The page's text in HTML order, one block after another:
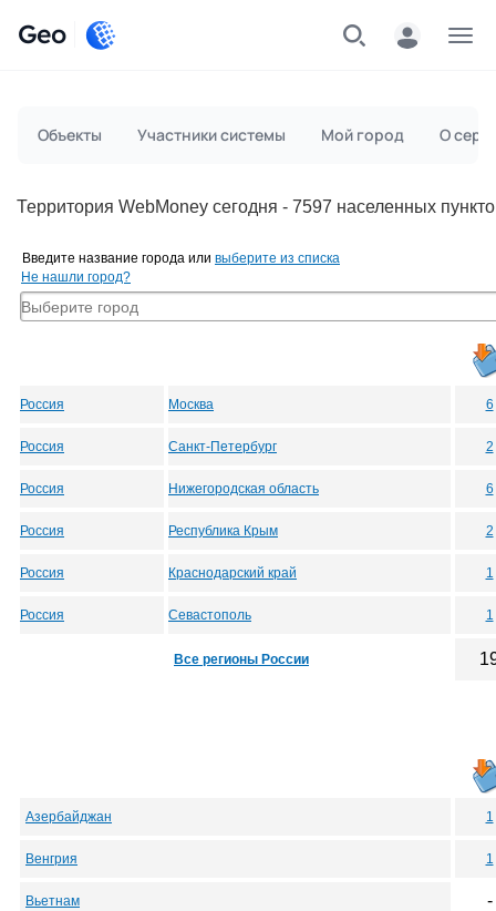
Geo
Объекты Участники системы Мой город О
Территория WebMoney сегодня - 7597 населенных
Введите название города или выберите из списка
Не нашли город?
Россия Москва 6
Россия Санкт-Петербург 2
Россия Нижегородская область 6
Россия Республика Крым 2
Россия Краснодарский край 1
Россия Севастополь 1
Все регионы России
Азербайджан 1
Венгрия 1
Вьетнам -